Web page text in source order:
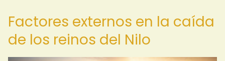
Factores externos en la caída
de los reinos del Nilo